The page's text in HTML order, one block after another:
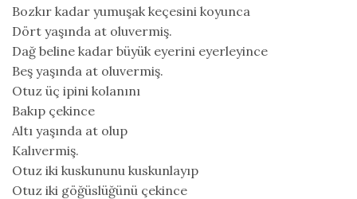
Bozkır kadar yumuşak keçesini koyunca
Dört yaşında at oluvermiş.
Dağ beline kadar büyük eyerini eyerleyince
Beş yaşında at oluvermiş.
Otuz üç ipini kolanını
Bakıp çekince
Altı yaşında at olup
Kalıvermiş.
Otuz iki kuskununu kuskunlayıp
Otuz iki göğüslüğünü çekince